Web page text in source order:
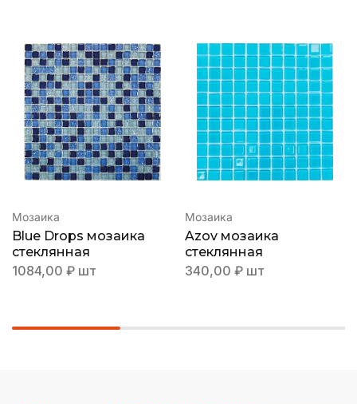
Мозаика
Blue Drops мозаика
стеклянная
1084,00 ₽ шт
Мозаика
Azov мозаика
стеклянная
340,00 ₽ шт